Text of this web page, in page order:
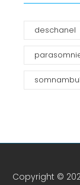
deschanel
Copyright ©